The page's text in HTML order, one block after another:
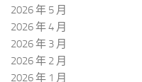
2026 年 5 月
2026 年 4 月
2026 年 3 月
2026 年 2 月
2026 年 1 月